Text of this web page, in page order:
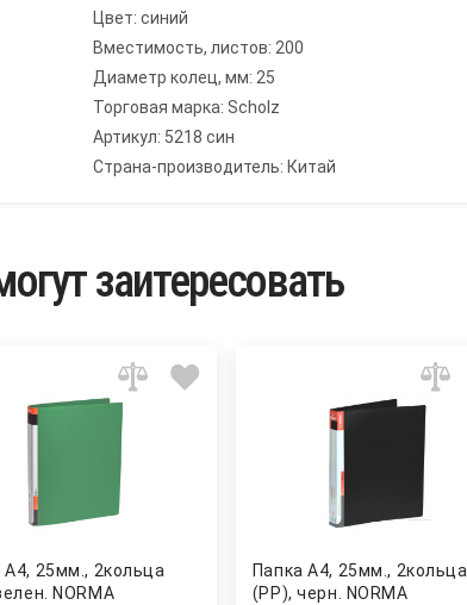
Цвет: синий
Вместимость, листов: 200
Диаметр колец, мм: 25
Торговая марка: Scholz
Артикул: 5218 син
Страна-производитель: Китай
заитересовать
А4, 25мм., 2кольца
NORMA
Папка А4, 25мм., 2кольца
(PР), черн. NORMA